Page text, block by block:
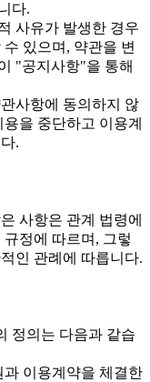
다.
사유가 발생한 경우
있으며, 약관을 변
"공지사항"을 통해
사항에 동의하지 않
을 중단하고 이용계
.
사항은 관계 법령에
정에 따르며, 그렇
인 관례에 따릅니다.
정의는 다음과 같습
이용계약을 체결한